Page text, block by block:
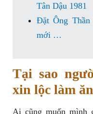
Tân Dậu 1981
Đặt Ông
mới …
Tại sao
xin lộc làm
Ai cũng muốn mình